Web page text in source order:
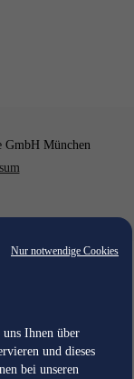
Nur notwendige Cookies
Ihnen über
und dieses
bei unseren
GmbH München